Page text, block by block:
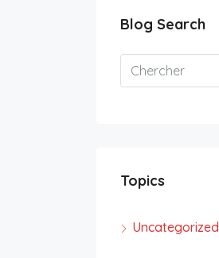
Blog Search
Topics
Uncategorized